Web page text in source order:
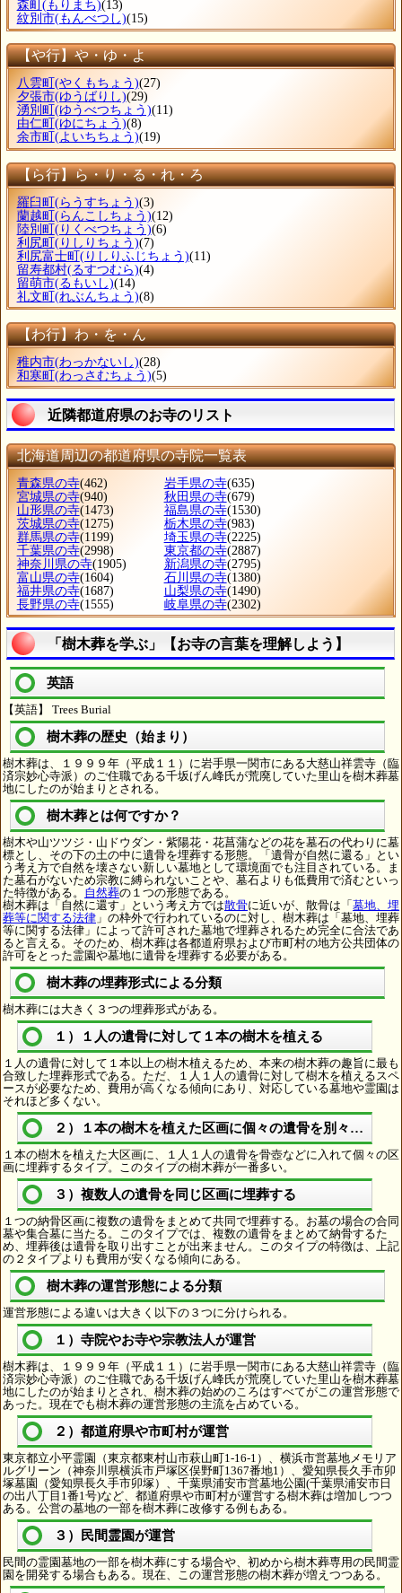
森町 (もりまち)(13)
紋別市(もんべつし)(15)
【や行】や・ゆ・よ
八雲町 (やくもちょう)(27)
夕張市(ゆうばりし)(29)
湧別町 (ゆうべつちょう)(11)
由仁町 (ゆにちょう)(8)
余市町 (よいちちょう)(19)
【ら行】ら・り・る・れ・ろ
羅臼町 (らうすちょう)(3)
蘭越町 (らんこしちょう)(12)
陸別町 (りくべつちょう)(6)
利尻町 (りしりちょう)(7)
利尻富士町 (りしりふじちょう)(11)
留寿都村(るすつむら)(4)
留萌市(るもいし)(14)
礼文町 (れぶんちょう)(8)
【わ行】わ・を・ん
稚内市(わっかないし)(28)
和寒町 (わっさむちょう)(5)
近隣都道府県のお寺のリスト
北海道周辺の都道府県の寺院一覧表
青森県の寺(462) 岩手県の寺(635)
宮城県の寺(940) 秋田県の寺(679)
山形県の寺(1473) 福島県の寺(1530)
茨城県の寺(1275) 栃木県の寺(983)
群馬県の寺(1199) 埼玉県の寺(2225)
千葉県の寺(2998) 東京都の寺(2887)
神奈川県の寺(1905) 新潟県の寺(2795)
富山県の寺(1604) 石川県の寺(1380)
福井県の寺(1687) 山梨県の寺(1490)
長野県の寺(1555) 岐阜県の寺(2302)
「樹木葬を学ぶ」【お寺の言葉を理解しよう】
英語
【英語】 Trees Burial
樹木葬の歴史（始まり）
樹木葬は、１９９９年（平成１１）に岩手県一関市にある大慈山祥雲寺（臨
済宗妙心寺派）のご住職である千坂げん峰氏が荒廃していた里山を樹木葬墓
地にしたのが始まりとされる。
樹木葬とは何ですか？
樹木や山ツツジ・山ドウダン・紫陽花・花菖蒲などの花を墓石の代わりに墓
標とし、その下の土の中に遺骨を埋葬する形態。「遺骨が自然に還る」とい
う考え方で自然を壊さない新しい墓地として環境面でも注目されている。ま
た墓石がないため宗教に縛られないことや、墓石よりも低費用で済むといっ
た特徴がある。 自然葬の１つの形態である。
樹木葬は「自然に還す」という考え方では散骨に近いが、散骨は「 墓地、埋
葬等に関する法律 」の枠外で行われているのに対し、樹木葬は「墓地、埋葬
等に関する法律」によって許可された墓地で埋葬されるため完全に合法であ
ると言える。そのため、樹木葬は各都道府県および市町村の地方公共団体の
許可をとった霊園や墓地に遺骨を埋葬する必要がある。
樹木葬の埋葬形式による分類
樹木葬には大きく３つの埋葬形式がある。
１）１人の遺骨に対して１本の樹木を植える
１人の遺骨に対して１本以上の樹木植えるため、本来の樹木葬の趣旨に最も
合致した埋葬形式である。ただ、１人１人の遺骨に対して樹木を植えるスペ
ースが必要なため、費用が高くなる傾向にあり、対応している墓地や霊園は
それほど多くない。
２）１本の樹木を植えた区画に個々の遺骨を別々に埋葬
１本の樹木を植えた大区画に、１人１人の遺骨を骨壺などに入れて個々の区
画に埋葬するタイプ。このタイプの樹木葬が一番多い。
３）複数人の遺骨を同じ区画に埋葬する
１つの納骨区画に複数の遺骨をまとめて共同で埋葬する。お墓の場合の合同
墓や集合墓に当たる。このタイプでは、複数の遺骨をまとめて納骨するた
め、埋葬後は遺骨を取り出すことが出来ません。このタイプの特徴は、上記
の２タイプよりも費用が安くなる傾向にある。
樹木葬の運営形態による分類
運営形態による違いは大きく以下の３つに分けられる。
１）寺院やお寺や宗教法人が運営
樹木葬は、１９９９年（平成１１）に岩手県一関市にある大慈山祥雲寺（臨
済宗妙心寺派）のご住職である千坂げん峰氏が荒廃していた里山を樹木葬墓
地にしたのが始まりとされ、樹木葬の始めのころはすべてがこの運営形態で
あった。現在でも樹木葬の運営形態の主流を占めている。
２）都道府県や市町村が運営
東京都立小平霊園（東京都東村山市萩山町1-16-1）、横浜市営墓地メモリア
ルグリーン（神奈川県横浜市戸塚区俣野町1367番地1）、愛知県長久手市卯
塚墓園（愛知県長久手市卯塚）、千葉県浦安市営墓地公園(千葉県浦安市日
の出八丁目1番1号)など、都道府県や市町村が運営する樹木葬は増加しつつ
ある。公営の墓地の一部を樹木葬に改修する例もある。
３）民間霊園が運営
民間の霊園墓地の一部を樹木葬にする場合や、初めから樹木葬専用の民間霊
園を開発する場合もある。現在、この運営形態の樹木葬が増えつつある。